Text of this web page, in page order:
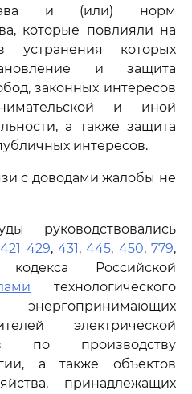
и (или) норм
которые повлияли на
которых
и защита
законных интересов
и иной
а также защита
интересов.
с доводами жалобы не
руководствовались
421 429,431,445, 450,779,
Российской
технологического
электрической
по производству
а также объектов
принадлежащих